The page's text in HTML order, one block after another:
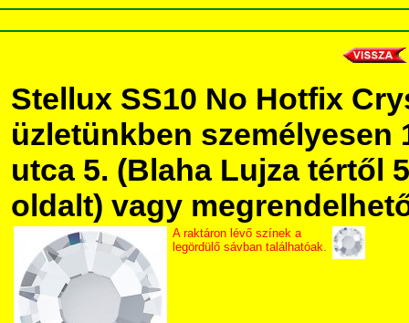
Stellux SS10 No Hotfix
üzletünkben személyesen
utca 5. (Blaha Lujza tértől
oldalt) vagy
A raktáron lévő színek a
legördülő sávban találhatóak.